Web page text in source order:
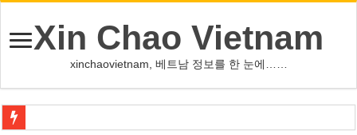
Xin Chao Vietnam
xinchaovietnam, 베트남 정보를 한 눈에……